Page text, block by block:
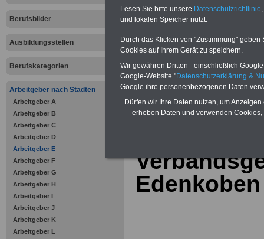
Berufsbilder
Ausbildungsstellen
Berufskategorien
Arbeitgeber nach Städten
Arbeitgeber A
Arbeitgeber B
Arbeitgeber C
Arbeitgeber D
Arbeitgeber E
Arbeitgeber F
Arbeitgeber G
Arbeitgeber H
Arbeitgeber I
Arbeitgeber J
Arbeitgeber K
Arbeitgeber L
Online-Vergleich Gesetzliche
Krankenkassen
Krankenversicherung
zurück zur
Edenkoben
Lesen Sie bitte unsere Datenschutzrichtlinie
und lokalen Speicher nutzt.
Durch das Klicken von "Zustimmung"
Cookies auf Ihrem Gerät zu speichern.
Wir gewähren Dritten - einschließlich
Google-Website "Datenschutzerklärung &
Google ihre personenbezogenen Daten
Dürfen wir Ihre Daten nutzen, um
erheben Daten und verwenden